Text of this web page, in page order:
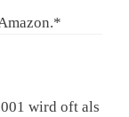
wird oft als